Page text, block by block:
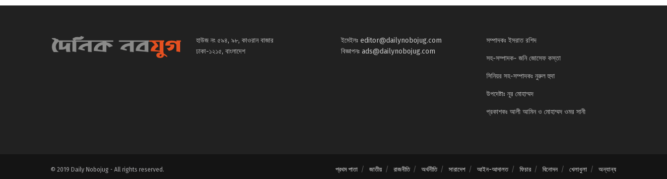
হাউজ নং ৫৯৪, ৯৮, কাওরান বাজার
ঢাকা-১২১৫, বাংলাদেশ
ইমেইলঃ editor@dailynobojug.com
বিজ্ঞাপনঃ ads@dailynobojug.com
সম্পাদকঃ ইসরাত রশিদ
সহ-সম্পাদক- জনি জোসেফ কস্তা
সিনিয়র সহ-সম্পাদকঃ নুরুল হুদা
উপদেষ্টাঃ নূর মোহাম্মদ
প্রকাশকঃ আলী আমিন ও মোহাম্মদ ওমর সানী
প্রথম পাতা জাতীয় রাজনীতি অর্থনীতি সারাদেশ আইন-আদালত ফিচার বিনোদন খেলাধুলা অন্যান্য
© 2019 Daily Nobojug - All rights reserved.